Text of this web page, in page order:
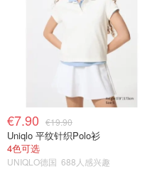
€7.90 €19.90
Uniqlo 平纹针织Polo衫
4色可选
UNIQLO德国 688人感兴趣